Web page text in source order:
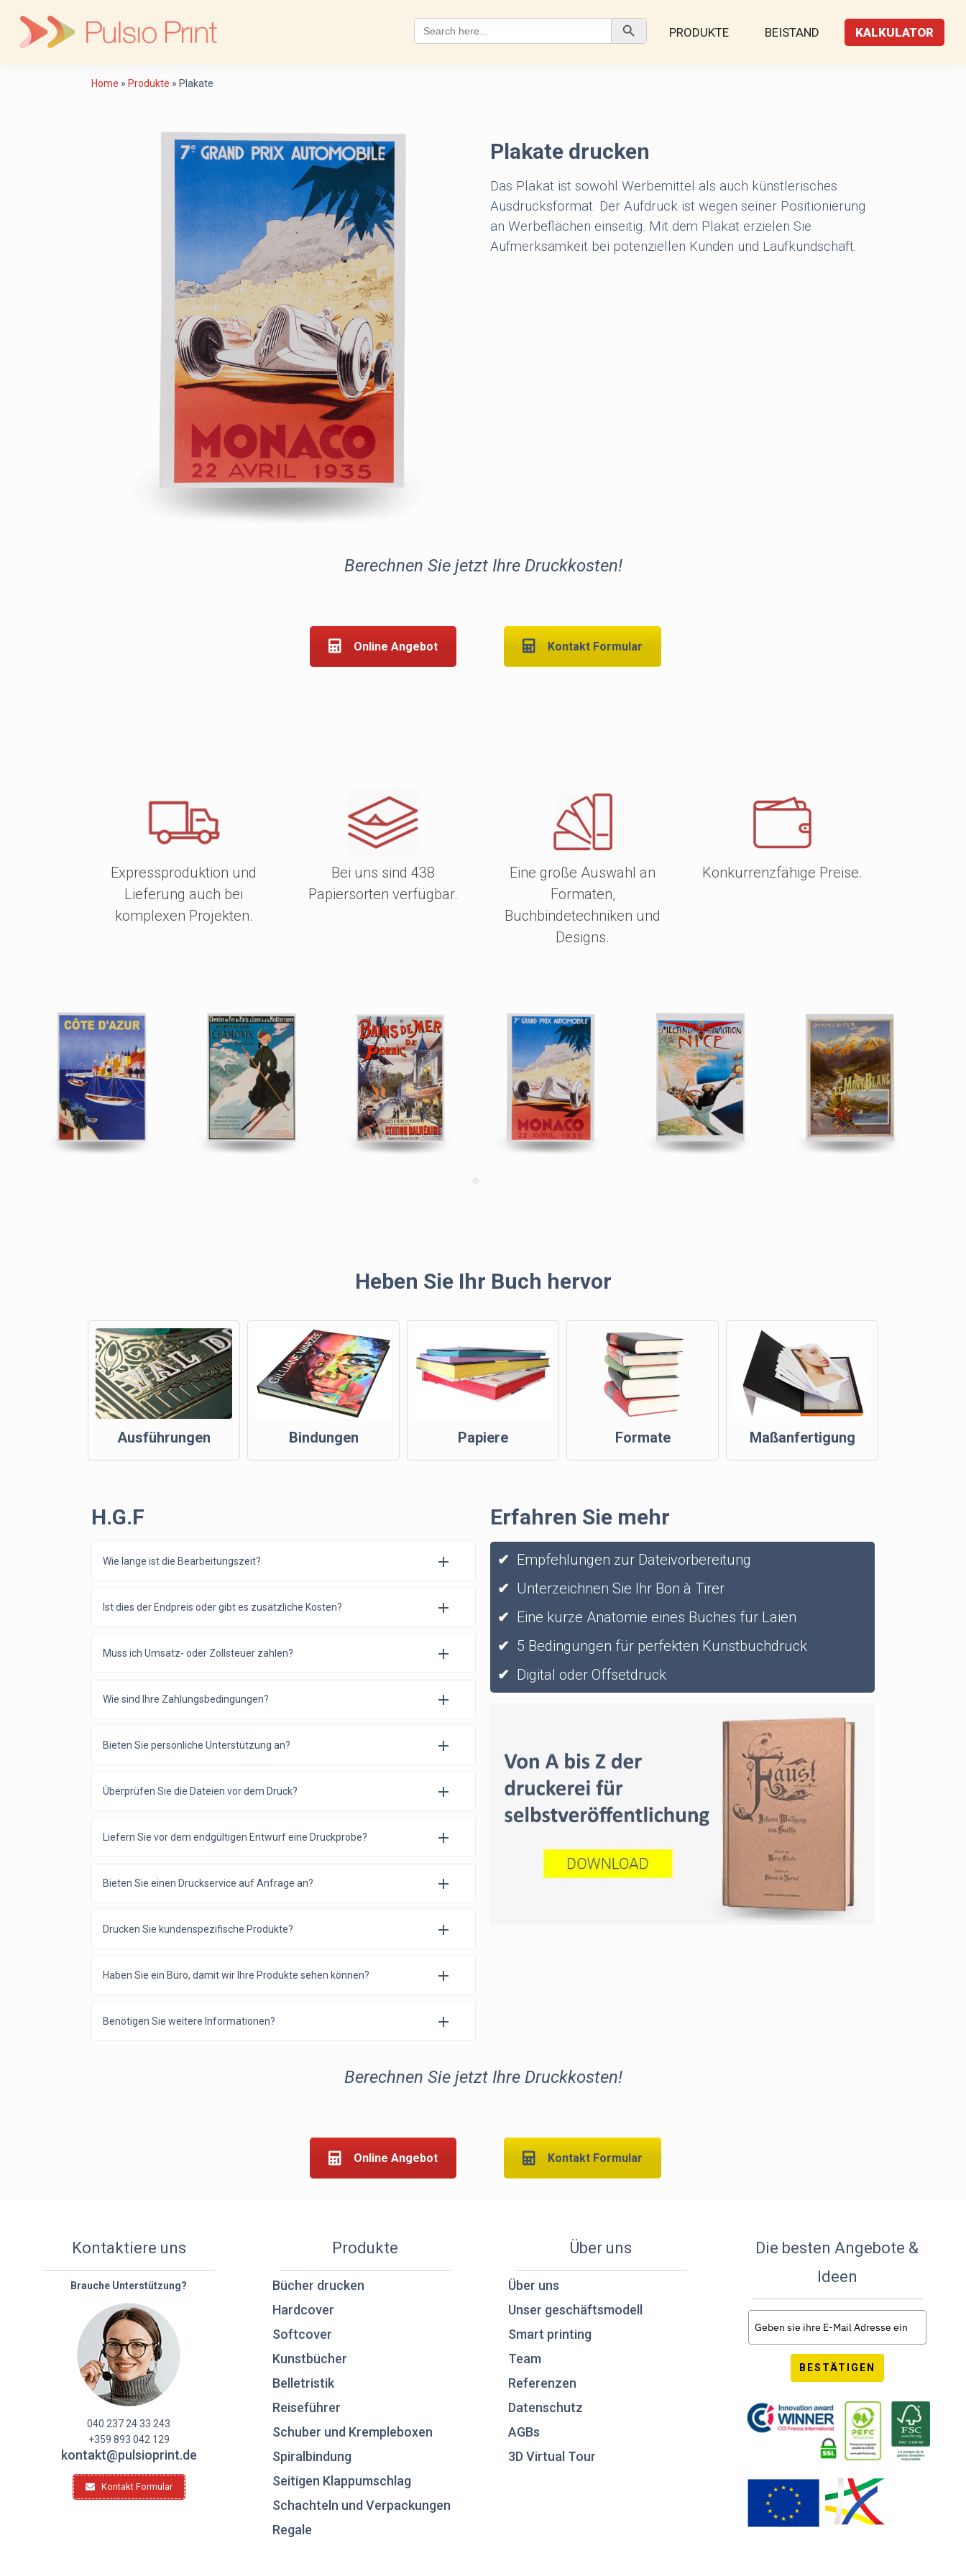
content
Search Button
PRODUKTE BEISTAND KALKULATOR
Home » Produkte » Plakate
Plakate drucken
Das Plakat ist sowohl Werbemittel als auch künstlerisches
Ausdrucksformat. Der Aufdruck ist wegen seiner Positionierung
an Werbeflächen einseitig. Mit dem Plakat erzielen Sie
Aufmerksamkeit bei potenziellen Kunden und Laufkundschaft.
Berechnen Sie jetzt Ihre Druckkosten!
Online Angebot Kontakt Formular
Expressproduktion und
Lieferung auch bei
komplexen Projekten.
Bei uns sind 438
Papiersorten verfügbar.
Eine große Auswahl an
Formaten,
Buchbindetechniken und
Designs.
Konkurrenzfähige Preise.
Heben Sie Ihr Buch hervor
Ausführungen Bindungen Papiere Formate Maßanfertigung
H.G.F
Wie lange ist die Bearbeitungszeit?
Ist dies der Endpreis oder gibt es zusätzliche Kosten?
Muss ich Umsatz- oder Zollsteuer zahlen?
Wie sind Ihre Zahlungsbedingungen?
Bieten Sie persönliche Unterstützung an?
Überprüfen Sie die Dateien vor dem Druck?
Liefern Sie vor dem endgültigen Entwurf eine Druckprobe?
Bieten Sie einen Druckservice auf Anfrage an?
Drucken Sie kundenspezifische Produkte?
Haben Sie ein Büro, damit wir Ihre Produkte sehen können?
Benötigen Sie weitere Informationen?
Erfahren Sie mehr
✔ Empfehlungen zur Dateivorbereitung
✔ Unterzeichnen Sie Ihr Bon à Tirer
✔ Eine kurze Anatomie eines Buches für Laien
✔ 5 Bedingungen für perfekten Kunstbuchdruck
✔ Digital oder Offsetdruck
Berechnen Sie jetzt Ihre Druckkosten!
Online Angebot Kontakt Formular
Kontaktiere uns
Brauche Unterstützung?
040 237 24 33 243
+359 893 042 129
kontakt@pulsioprint.de
Kontakt Formular
Produkte
Bücher drucken
Hardcover
Softcover
Kunstbücher
Belletristik
Reiseführer
Schuber und Krempleboxen
Spiralbindung
Seitigen Klappumschlag
Schachteln und Verpackungen
Regale
Über uns
Über uns
Unser geschäftsmodell
Smart printing
Team
Referenzen
Datenschutz
AGBs
3D Virtual Tour
Die besten Angebote &
Ideen
BESTÄTIGEN